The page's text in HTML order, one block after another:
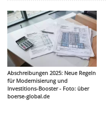
Abschreibungen 2025: Neue Regeln
für Modernisierung und
Investitions-Booster - Foto: über
boerse-global.de